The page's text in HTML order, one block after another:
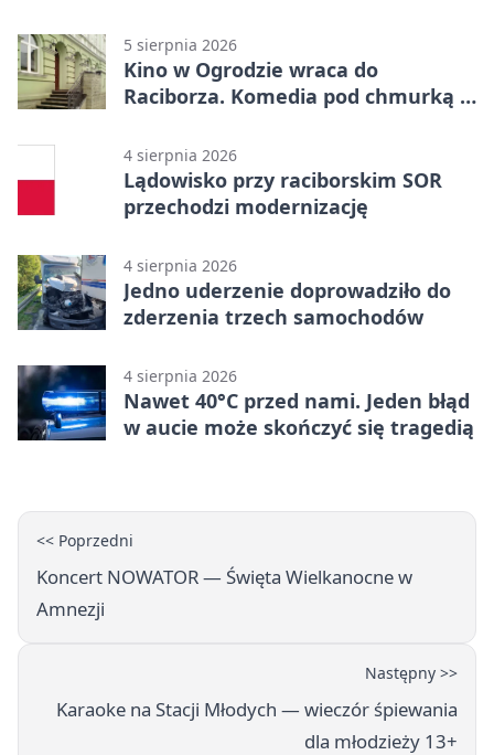
5 sierpnia 2026
Kino w Ogrodzie wraca do
Raciborza. Komedia pod chmurką w
4 sierpnia 2026
Lądowisko przy raciborskim SOR
przechodzi modernizację
4 sierpnia 2026
Jedno uderzenie doprowadziło do
zderzenia trzech samochodów
4 sierpnia 2026
Nawet 40°C przed nami. Jeden błąd
w aucie może skończyć się tragedią
<< Poprzedni
Koncert NOWATOR — Święta Wielkanocne w
Amnezji
Następny >>
Karaoke na Stacji Młodych — wieczór śpiewania
dla młodzieży 13+